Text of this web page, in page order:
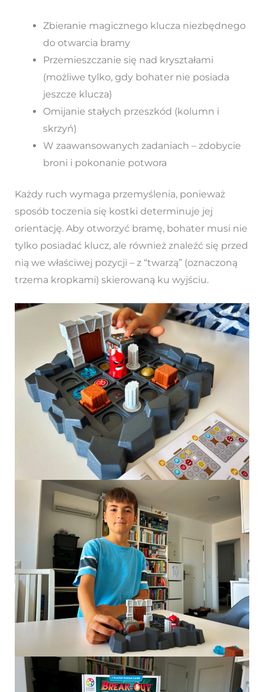
Zbieranie magicznego klucza niezbędnego
do otwarcia bramy
Przemieszczanie się nad kryształami
(możliwe tylko, gdy bohater nie posiada
jeszcze klucza)
Omijanie stałych przeszkód (kolumn i
skrzyń)
W zaawansowanych zadaniach – zdobycie
broni i pokonanie potwora
Każdy ruch wymaga przemyślenia, ponieważ
sposób toczenia się kostki determinuje jej
orientację. Aby otworzyć bramę, bohater musi nie
tylko posiadać klucz, ale również znaleźć się przed
nią we właściwej pozycji – z “twarzą” (oznaczoną
trzema kropkami) skierowaną ku wyjściu.